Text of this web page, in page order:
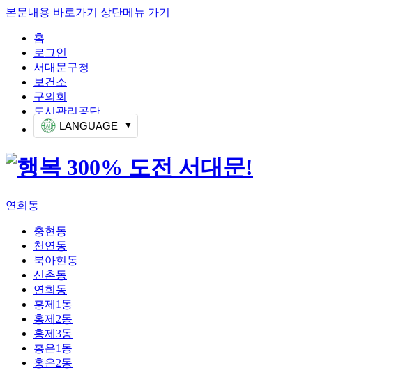
본문내용 바로가기 상단메뉴 가기
홈
로그인
서대문구청
보건소
구의회
도시관리공단
LANGUAGE
연희동
충현동
천연동
북아현동
신촌동
연희동
홍제1동
홍제2동
홍제3동
홍은1동
홍은2동